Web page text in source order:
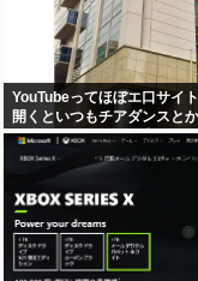
YouTubeってほぼエ口サイ
開くといつもチアダンスと
た街撮り動画ばっか出てく